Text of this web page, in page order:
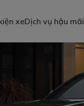
xeDịch vụ hậu mãi